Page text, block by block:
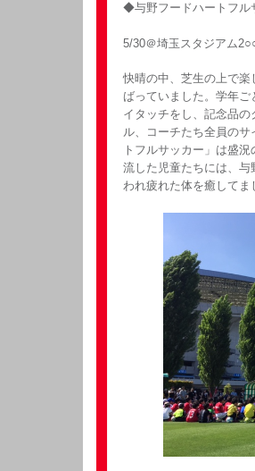
◆与野フードハートフル
5/30＠埼玉スタジアム
快晴の中、芝生の上で
ばっていました。学年
イタッチをし、記念品
ル、コーチたち全員の
トフルサッカー」は盛
流した児童たちには、
われ疲れた体を癒してま